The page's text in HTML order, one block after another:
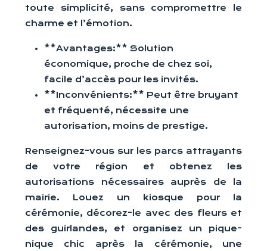
toute simplicité, sans compromettre le
charme et l’émotion.
**Avantages:** Solution
économique, proche de chez soi,
facile d’accès pour les invités.
**Inconvénients:** Peut être bruyant
et fréquenté, nécessite une
autorisation, moins de prestige.
Renseignez-vous sur les parcs attrayants
de votre région et obtenez les
autorisations nécessaires auprès de la
mairie. Louez un kiosque pour la
cérémonie, décorez-le avec des fleurs et
des guirlandes, et organisez un pique-
nique chic après la cérémonie, une